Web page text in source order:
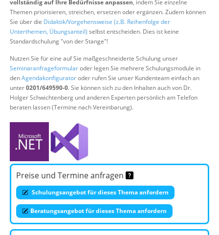
vollständig auf Ihre Bedürfnisse anpassen, indem Sie einzelne
Themen priorisieren, streichen, ersetzen oder ergänzen. Zudem können
Sie über die Didaktik/Vorgehensweise (z.B. Reihenfolge der
Unterthemen, Übungsanteil) selbst entscheiden. Dies ist keine
Standardschulung "von der Stange"!
Nutzen Sie für eine auf Sie maßgeschneiderte Schulung unser
Seminaranfrageformularoder legen Sie mehrere Schulungsmodule in
denAgendakonfiguratoroder rufen Sie unser Kundenteam einfach an
unter0201/649590-0. Sie können sich zu den Inhalten auch von Dr.
Holger Schwichtenberg und anderen Experten persönlich am Telefon
beraten lassen (Termine nach Vereinbarung).
Preise und Termine anfragen
Schulungsangebot für dieses Thema anfordern
Beratungsangebot für dieses Thema anfordern